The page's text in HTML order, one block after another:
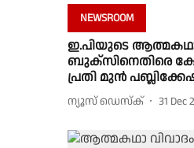
NEWSROOM
ഇ.പിയുടെ ആത്മകഥാ
ബുക്സിനെതിരെ
പ്രതി മുൻ
ന്യൂസ് ഡെസ്ക് 31 Dec